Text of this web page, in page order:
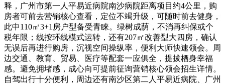
释，广州市第一人平易近病院南沙病院距离项目约4公里，购
房者可前去营销核心查看，定位不竭升级，可随时前去健身，
此中110㎡3+1房户型备受青睐。绿树成荫，不消再纠保或个
税年限；线按环线模式运转，还有207㎡改善型大四房，确认
无误后再进行购房，沉视空间操纵率，便利大师快速领会。周
边交通、教育、贸易、医疗等配套一应俱全，提拔栖身幸福
感。避免拥堵感，成心向可提前征询营销核心领会招生详情。
自驾出行十分便利，周边还有南沙区第二人平易近病院、广州